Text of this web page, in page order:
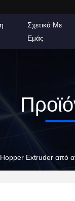
Σχετικά Με
Εμάς
Extruder από